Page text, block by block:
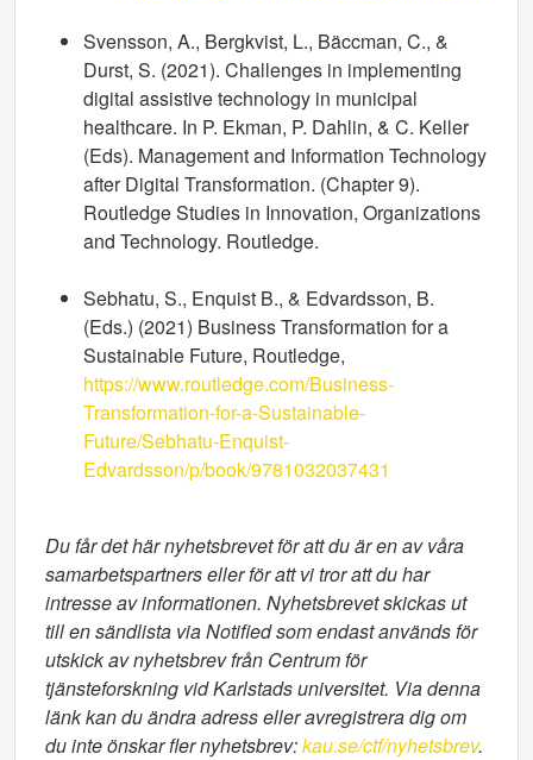
Svensson, A., Bergkvist, L., Bäccman, C., &
Durst, S. (2021). Challenges in implementing
digital assistive technology in municipal
healthcare. In P. Ekman, P. Dahlin, & C. Keller
(Eds). Management and Information Technology
after Digital Transformation. (Chapter 9).
Routledge Studies in Innovation, Organizations
and Technology. Routledge.
Sebhatu, S., Enquist B., & Edvardsson, B.
(Eds.) (2021) Business Transformation for a
Sustainable Future, Routledge,
https://www.routledge.com/Business-
Transformation-for-a-Sustainable-
Future/Sebhatu-Enquist-
Edvardsson/p/book/9781032037431
Du får det här nyhetsbrevet för att du är en av våra
samarbetspartners eller för att vi tror att du har
intresse av informationen. Nyhetsbrevet skickas ut
till en sändlista via Notified som endast används för
utskick av nyhetsbrev från Centrum för
tjänsteforskning vid Karlstads universitet. Via denna
länk kan du ändra adress eller avregistrera dig om
du inte önskar fler nyhetsbrev:kau.se/ctf/nyhetsbrev.